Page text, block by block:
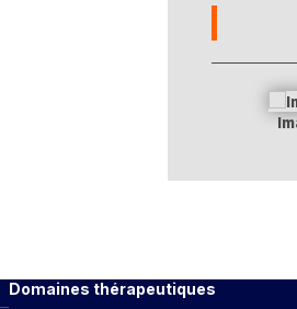
Domaines thérapeutiques